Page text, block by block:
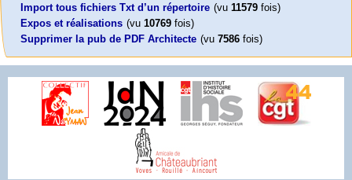
Import tous fichiers Txt d’un répertoire (vu 11579 fois)
Expos et réalisations (vu 10769 fois)
Supprimer la pub de PDF Architecte (vu 7586 fois)